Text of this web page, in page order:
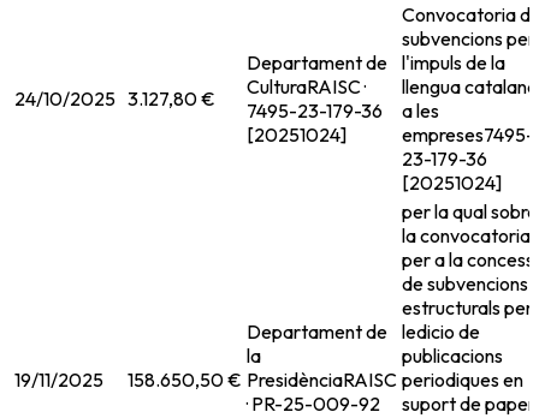
24/10/2025 3.127,80 €
Departament de
CulturaRAISC ·
7495-23-179-36
[20251024]
Convocatoria
subvencions per
l'impuls de la
llengua catalana
a les
empreses7495-
23-179-36
[20251024]
19/11/2025 158.650,50 €
Departament de
la
PresidènciaRAISC
· PR-25-009-92
per la qual sobre
la convocatoria
per a la
de subvencions
estructurals per
ledicio de
publicacions
periodiques en
suport de paper